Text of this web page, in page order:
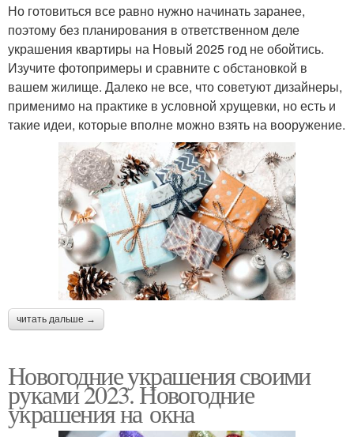
Но готовиться все равно нужно начинать заранее,
поэтому без планирования в ответственном деле
украшения квартиры на Новый 2025 год не обойтись.
Изучите фотопримеры и сравните с обстановкой в
вашем жилище. Далеко не все, что советуют дизайнеры,
применимо на практике в условной хрущевки, но есть и
такие идеи, которые вполне можно взять на вооружение.
читать дальше →
Новогодние украшения своими
руками 2023. Новогодние
украшения на окна